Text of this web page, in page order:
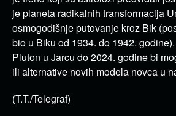
je planeta radikalnih transformacija
osmogodišnje putovanje kroz Bik
bio u Biku od 1934. do 1942.
Pluton u Jarcu do 2024. godine bi
ili alternative novih modela novca u
(T.T./Telegraf)